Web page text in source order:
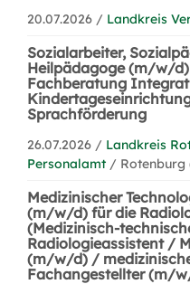
20.07.2026 / Landkreis
Sozialarbeiter,
Heilpädagoge (m/w/
Fachberatung
Sprachförderung
26.07.2026 / Landkreis
Personalamt / Rotenburg
Medizinischer
(m/w/d) für die
(Medizinisch-
Radiologieassistent /
(m/w/d) /
Fachangestellter (m/